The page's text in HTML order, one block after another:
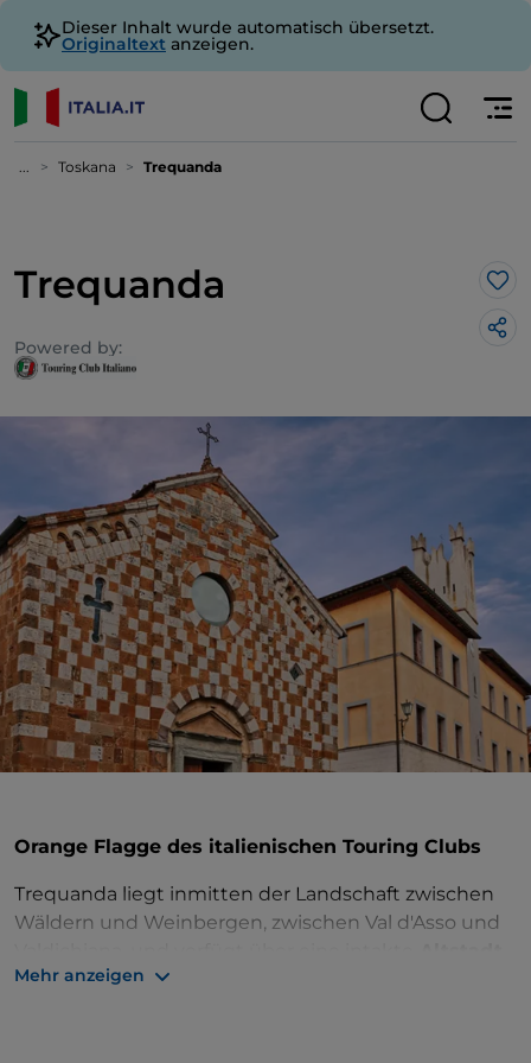
Dieser Inhalt wurde automatisch übersetzt.
Originaltext anzeigen.
... Toskana Trequanda
Trequanda
Powered by:
Orange Flagge des italienischen Touring Clubs
Trequanda liegt inmitten der Landschaft zwischen
Wäldern und Weinbergen, zwischen Val d'Asso und
die noch teilweise von Mauern umgeben ist.
Mehr anzeigen